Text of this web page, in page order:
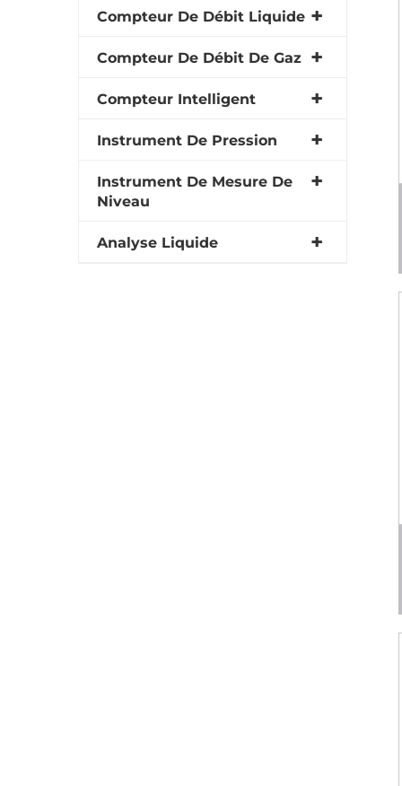
Compteur De Débit Liquide
Compteur De Débit De Gaz
Compteur Intelligent
Instrument De Pression
Instrument De Mesure De
Niveau
Analyse Liquide